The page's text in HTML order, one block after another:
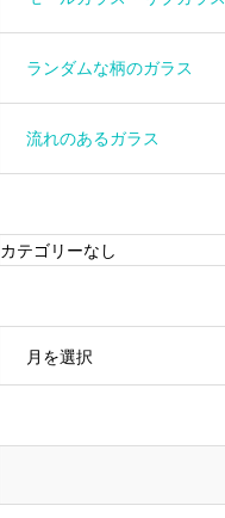
ランダムな柄のガラス
流れのあるガラス
カテゴリーなし
月を選択